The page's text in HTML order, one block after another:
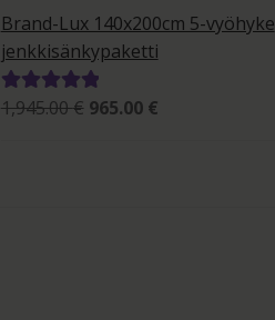
5.00
/ 5
-
2,345.00 €
Brand-Lux 140x200cm 5-vyöhyke
jenkkisänkypaketti
Arvostelu
1,945.00€ Alkuperäinen
965.00 €Nykyinen